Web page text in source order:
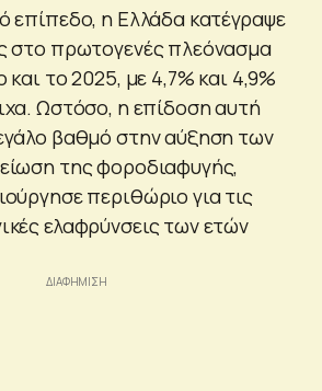
επίπεδο, η Ελλάδα κατέγραψε
στο πρωτογενές πλεόνασμα
το 2025, με 4,7% και 4,9%
Ωστόσο, η επίδοση αυτή
βαθμό στην αύξηση των
της φοροδιαφυγής,
περιθώριο για τις
ελαφρύνσεις των ετών